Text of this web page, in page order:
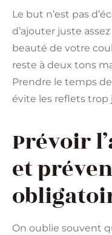
Le but n’est pas
d’ajouter juste
beauté de votre
reste à deux tons
Prendre le temps
évite les reflets trop
Prévoir
et
On oublie souvent